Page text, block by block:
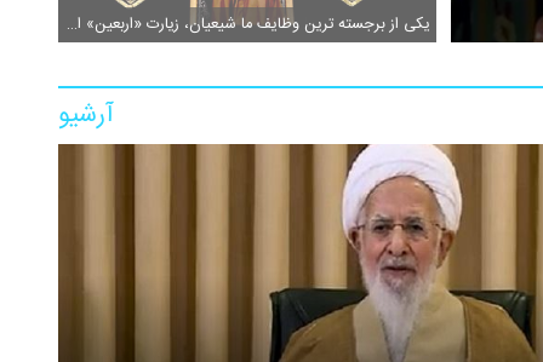
یکی از برجسته ترین وظایف ما شیعیان، زیارت «اربعین» است
آرشیو